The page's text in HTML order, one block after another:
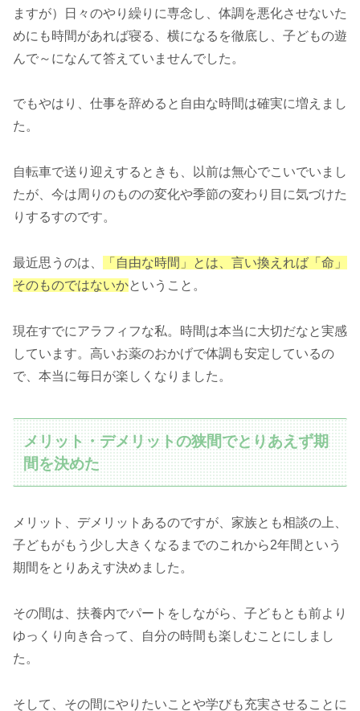
ますが）日々のやり繰りに専念し、体調を悪化させないた
めにも時間があれば寝る、横になるを徹底し、子どもの遊
んで～になんて答えていませんでした。
でもやはり、仕事を辞めると自由な時間は確実に増えまし
た。
自転車で送り迎えするときも、以前は無心でこいでいまし
たが、今は周りのものの変化や季節の変わり目に気づけた
りするすのです。
最近思うのは、
「自由な時間」とは、言い換えれば「命」
そのものではないかということ。
現在すでにアラフィフな私。時間は本当に大切だなと実感
しています。高いお薬のおかげで体調も安定しているの
で、本当に毎日が楽しくなりました。
メリット・デメリットの狭間でとりあえず期
間を決めた
メリット、デメリットあるのですが、家族とも相談の上、
子どもがもう少し大きくなるまでのこれから2年間という
期間をとりあえす決めました。
その間は、扶養内でパートをしながら、子どもとも前より
ゆっくり向き合って、自分の時間も楽しむことにしまし
た。
そして、その間にやりたいことや学びも充実させることに